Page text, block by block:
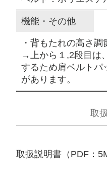
機能・その他
・背もたれの高さ調
→上から１,2段目は
するため肩ベルトパ
があります。
取
取扱説明書（PDF：